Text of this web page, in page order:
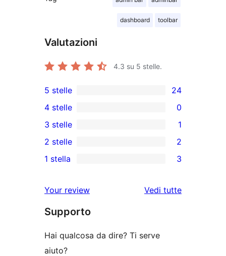
dashboard toolbar
Valutazioni
4.3 su 5 stelle.
24
recensioni
a
5-
stelle
5 stelle 24
recensioni
a
4-
4 stelle 0
1
3-
recensioni
stelle
3 stelle 1
recensioni
2-
stelle
2 stelle 2
a
1-
1 stella 3
Your review Vedi tuttele
Supporto
Hai qualcosa da dire? Ti serve
aiuto?